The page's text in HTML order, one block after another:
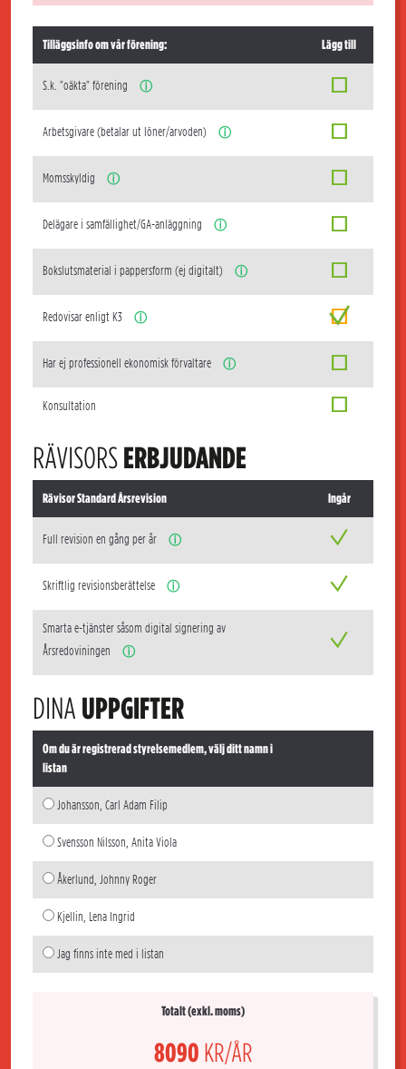
Tilläggsinfo om vår förening: Lägg till
S.k. "oäkta" förening ⓘ
Arbetsgivare (betalar ut löner/arvoden) ⓘ
Momsskyldig ⓘ
Delägare i samfällighet/GA-anläggning ⓘ
Bokslutsmaterial i pappersform (ej digitalt) ⓘ
Redovisar enligt K3 ⓘ
Har ej professionell ekonomisk förvaltare ⓘ
Konsultation
RÄVISORSERBJUDANDE
Rävisor Standard Årsrevision Ingår
Full revision en gång per år ⓘ
Skriftlig revisionsberättelse ⓘ
Smarta e-tjänster såsom digital signering av
Årsredoviningen
ⓘ
DINA UPPGIFTER
Om du är registrerad styrelsemedlem, välj ditt namn i
listan
Johansson, Carl Adam Filip
Svensson Nilsson, Anita Viola
Åkerlund, Johnny Roger
Kjellin, Lena Ingrid
Jag finns inte med i listan
Totalt (exkl. moms)
8090 KR/ÅR